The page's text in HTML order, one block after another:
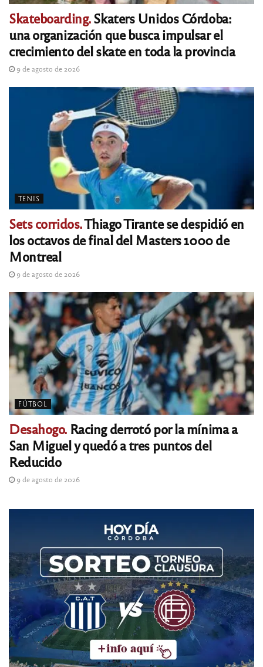
Skateboarding.Skaters Unidos Córdoba:
una organización que busca impulsar el
crecimiento del skate en toda la provincia
9 de agosto de 2026
TENIS
Sets corridos.Thiago Tirante se despidió en
los octavos de final del Masters 1000 de
Montreal
9 de agosto de 2026
FÚTBOL
Desahogo. Racing derrotó por la mínima a
San Miguel y quedó a tres puntos del
Reducido
9 de agosto de 2026